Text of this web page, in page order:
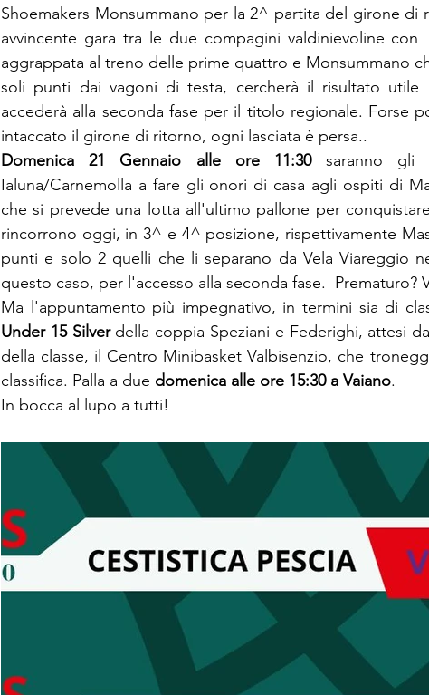
Shoemakers Monsummano per la 2^ partita del girone di
avvincente gara tra le due compagini valdinievoline con
aggrappata al treno delle prime quattro e Monsummano
soli punti dai vagoni di testa, cercherà il risultato
accederà alla seconda fase per il titolo regionale. Forse
intaccato il girone di ritorno, ogni lasciata è persa..
Domenica 21 Gennaio alle ore 11:30 saranno gli
Ialuna/Carnemolla a fare gli onori di casa agli ospiti di
che si prevede una lotta all'ultimo pallone per
rincorrono oggi, in 3^ e 4^ posizione, rispettivamente
punti e solo 2 quelli che li separano da Vela Viareggio
questo caso, per l'accesso alla seconda fase.  Prematuro?
Under 15 Silver della coppia Speziani e Federighi, attesi
della classe, il Centro Minibasket Valbisenzio, che
classifica. Palla a due domenica alle ore 15:30 a Vaiano.
In bocca al lupo a tutti!